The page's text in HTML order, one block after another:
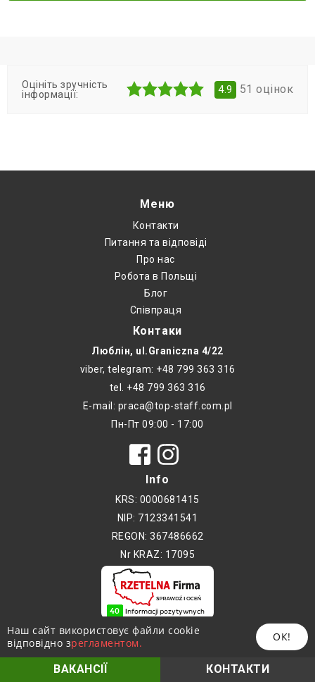
Оцініть зручність
інформації:
4.9 51 оцінок
Copyright © 2017-2026 - TOP-STAFF
Копіювання без дозволу автора
Меню
Контакти
Питання та відповіді
Про нас
Робота в Польщі
Блог
Співпраця
Контаки
Люблін, ul.Graniczna 4/22
viber, telegram: +48 799 363 316
tel. +48 799 363 316
E-mail: praca@top-staff.com.pl
Пн-Пт 09:00 - 17:00
Info
KRS: 0000681415
NIP: 7123341541
REGON: 367486662
Nr KRAZ: 17095
ВАКАНСІЇ КОНТАКТИ
Наш сайт використовує файли cookie
відповідно зрегламентом. ОК!